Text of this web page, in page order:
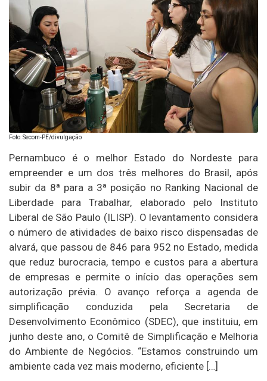
Foto: Secom-PE/divulgação
Pernambuco é o melhor Estado do Nordeste para
empreender e um dos três melhores do Brasil, após
subir da 8ª para a 3ª posição no Ranking Nacional de
Liberdade para Trabalhar, elaborado pelo Instituto
Liberal de São Paulo (ILISP). O levantamento considera
o número de atividades de baixo risco dispensadas de
alvará, que passou de 846 para 952 no Estado, medida
que reduz burocracia, tempo e custos para a abertura
de empresas e permite o início das operações sem
autorização prévia. O avanço reforça a agenda de
simplificação conduzida pela Secretaria de
Desenvolvimento Econômico (SDEC), que instituiu, em
junho deste ano, o Comitê de Simplificação e Melhoria
do Ambiente de Negócios. “Estamos construindo um
ambiente cada vez mais moderno, eficiente […]